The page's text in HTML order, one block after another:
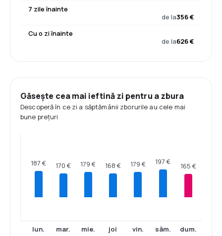
7 zile înainte
de la356 €
Cu o zi înainte
de la626 €
Găsește cea mai ieftină zi pentru a zbura
Descoperă în ce zi a săptămânii zborurile au cele mai
bune prețuri
187 €
lun.
170 €
mar.
179 €
mie.
168 €
joi
179 €
vin.
197 €
sâm.
165 €
dum.